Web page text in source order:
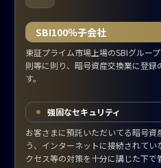
SBI100％子会社
東証プライム市場上場のSBIグルー
則等に則り、暗号資産交換業に登
す。
強固なセキュリティ
お客さまに預託いただいてる暗号
う、インターネットに接続されて
クセス等の対策を十分に講じた下で